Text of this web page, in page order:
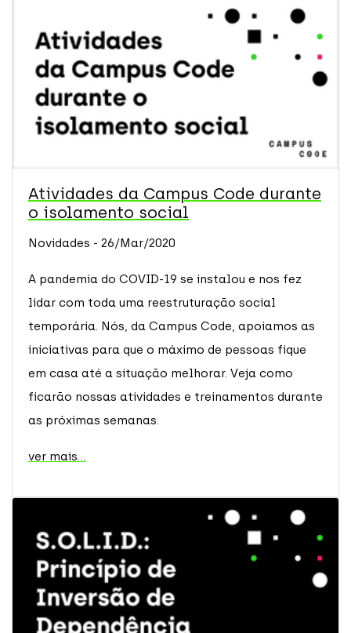
Atividades da Campus Code durante
o isolamento social
Novidades - 26/Mar/2020
A pandemia do COVID-19 se instalou e nos fez
lidar com toda uma reestruturação social
temporária. Nós, da Campus Code, apoiamos as
iniciativas para que o máximo de pessoas fique
em casa até a situação melhorar. Veja como
ficarão nossas atividades e treinamentos durante
as próximas semanas.
ver mais...